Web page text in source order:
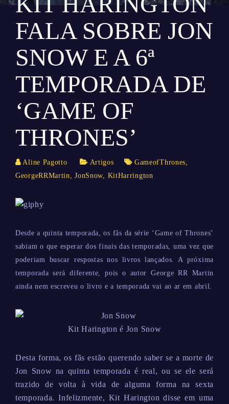
FALA SOBRE JON
SNOW E A 6ª
TEMPORADA DE
‘GAME OF
THRONES’
Aline Pagotto Artigos GameofThrones,
GeorgeRRMartin,JonSnow, KitHarrington
Desde a quinta temporada, os fãs da série ‘Game of Thrones’
sabiam o que esperar dos finais das temporadas, uma vez que
poderiam buscar respostas nos livros lançados. A próxima
temporada será diferente, pois o autor George RR Martin
ainda nem escreveu o livro e a temporada vai ao ar em abril.
Kit Harington é Jon Snow
Desta forma, os fãs estão querendo saber se a morte de
Jon Snow na quinta temporada é real, ou se ele será
trazido de volta à vida de alguma forma na sexta
temporada. Infelizmente, Kit Harington disse em uma